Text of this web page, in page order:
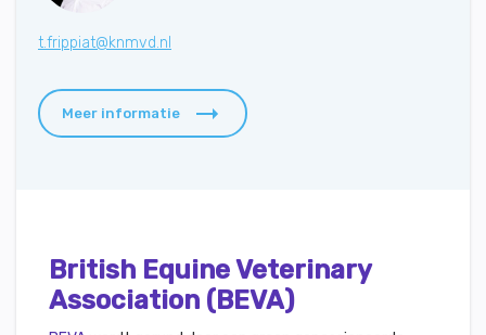
t.frippiat@knmvd.nl
Meer informatie
British Equine Veterinary
Association (BEVA)